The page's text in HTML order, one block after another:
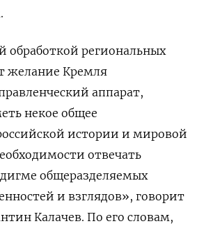
обработкой региональных
желание Кремля
аппарат,
некое общее
истории и мировой
отвечать
общеразделяемых
и взглядов», говорит
Калачев. По его словам,